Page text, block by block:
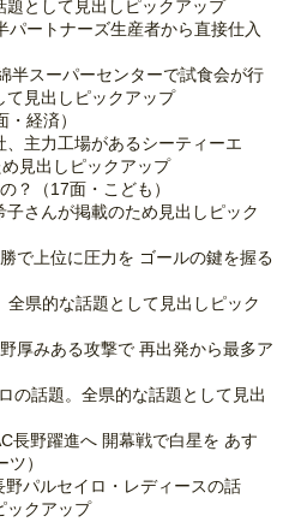
として見出しピックアップ
ートナーズ生産者から直接仕入
半スーパーセンターで試食会が行
て見出しピックアップ
経済）
主力工場があるシーティーエ
見出しピックアップ
？（17面・こども）
さんが掲載のため見出しピック
で上位に圧力を ゴールの鍵を握る
県的な話題として見出しピック
厚みある攻撃で 再出発から最多ア
の話題。全県的な話題として見出
長野躍進へ 開幕戦で白星を あす
）
パルセイロ・レディースの話
ックアップ